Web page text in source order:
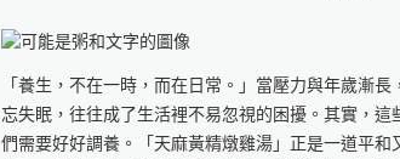
「養生，不在一時，而在日常。」當壓力與年歲漸
忘失眠，往往成了生活裡不易忽視的困擾。其實，這
們需要好好調養。「天麻黃精燉雞湯」正是一道平和